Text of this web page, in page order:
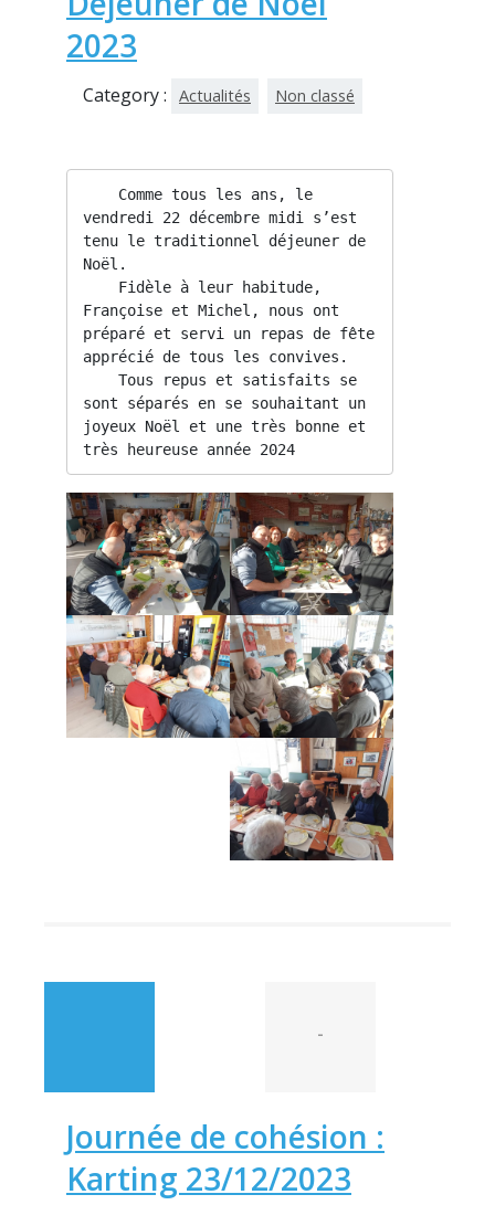
2023
Category : Actualités Non classé
vendredi 22 décembre midi s’est
tenu le traditionnel déjeuner de
Noël.
Françoise et Michel, nous ont
préparé et servi un repas de fête
apprécié de tous les convives.
sont séparés en se souhaitant un
joyeux Noël et une très bonne et
très heureuse année 2024
-
Journée de cohésion :
Karting 23/12/2023